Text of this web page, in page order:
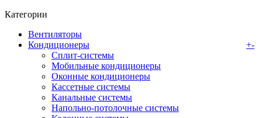
Категории
Вентиляторы
Кондиционеры
+-
Сплит-системы
Мобильные кондиционеры
Оконные кондиционеры
Кассетные системы
Канальные системы
Напольно-потолочные системы